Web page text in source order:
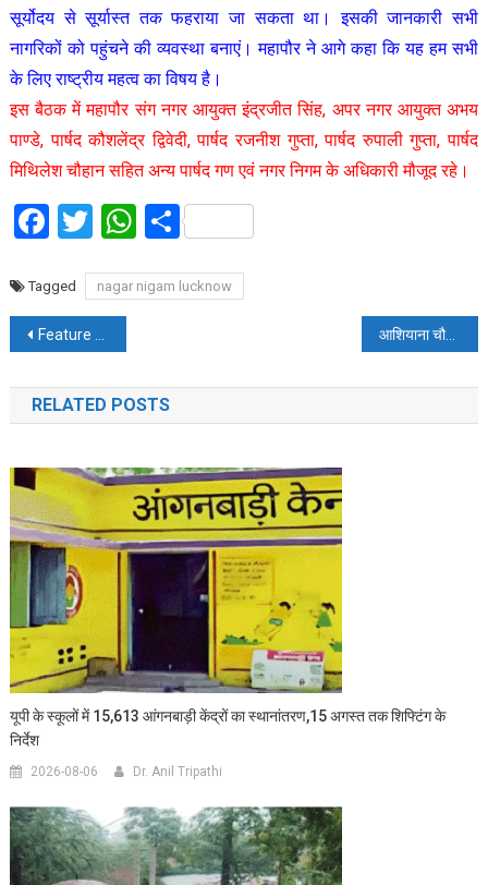
सूर्योदय से सूर्यास्त तक फहराया जा सकता था। इसकी जानकारी सभी
नागरिकों को पहुंचने की व्यवस्था बनाएं। महापौर ने आगे कहा कि यह हम सभी
के लिए राष्ट्रीय महत्व का विषय है।
इस बैठक में महापौर संग नगर आयुक्त इंद्रजीत सिंह, अपर नगर आयुक्त अभय
पाण्डे, पार्षद कौशलेंद्र द्विवेदी, पार्षद रजनीश गुप्ता, पार्षद रुपाली गुप्ता, पार्षद
मिथिलेश चौहान सहित अन्य पार्षद गण एवं नगर निगम के अधिकारी मौजूद रहे।
Facebook
Twitter
WhatsApp
Share
Tagged nagar nigam lucknow
Post
navigation
Feature Update: Twitter पर मिलेगा इंस्टाग्राम का मजा, आ रहा है ऐसा फीचर यूजर्स की हो जाएगी मौज आशियाना चौराहे का नामकरण हुआ, स्व. श्री ओ.पी.अहूजा के नाम से जाना जायेगा
RELATED POSTS
यूपी के स्कूलों में 15,613 आंगनबाड़ी केंद्रों का स्थानांतरण,15 अगस्त तक शिफ्टिंग के
निर्देश
2026-08-06 Dr. Anil Tripathi